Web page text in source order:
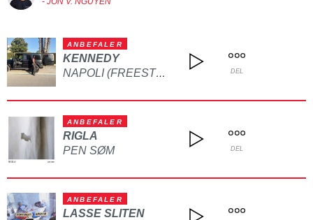
ANBEFALER
KENNEDY
NAPOLI (FREESTYLE) DEL
ANBEFALER
RIGLA
PEN SØM
DEL
ANBEFALER
LASSE SLITEN